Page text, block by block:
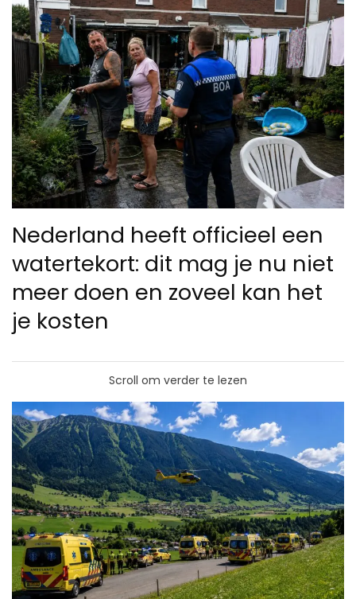
Nederland heeft officieel een
watertekort: dit mag je nu niet
meer doen en zoveel kan het
je kosten
Scroll om verder te lezen